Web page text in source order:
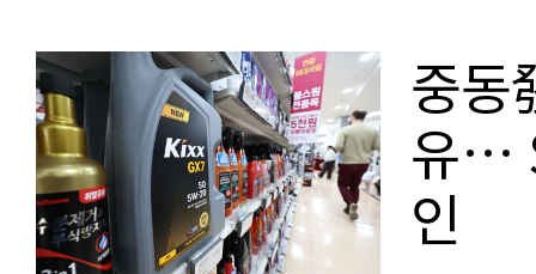
중동
유… SK엔무브·S-OIL 실적 견
인